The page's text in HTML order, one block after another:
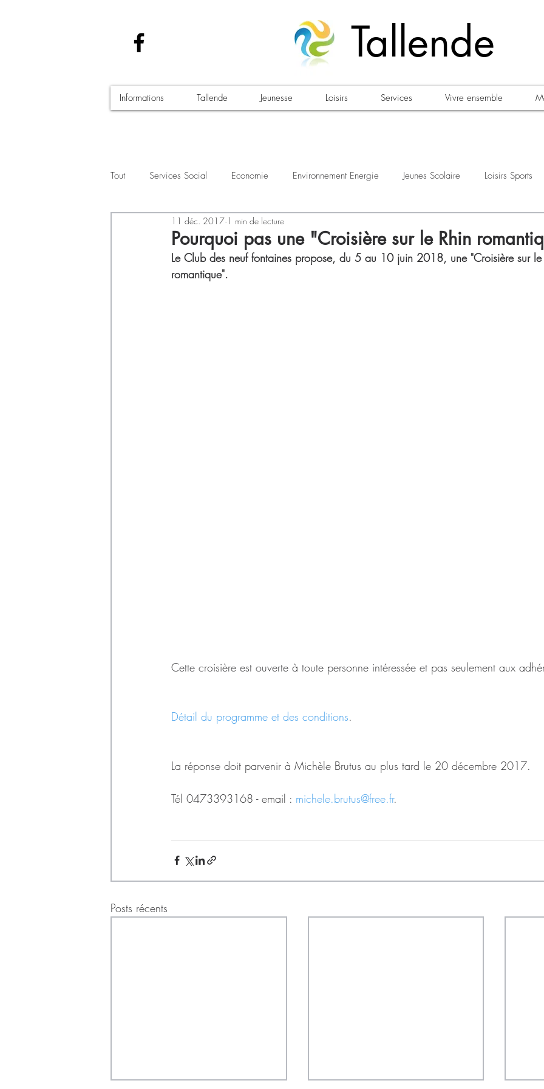
Tallende
Informations Tallende Jeunesse Loisirs Services Vivre ensemble
Tout Services Social Economie Environnement Energie Jeunes Scolaire Loisirs Sports
Santé - Covid-19 Culture Manifestations
Pourquoi pas une "Croisière sur le Rhin
11 déc. 2017 1 min de lecture
Le Club des neuf fontaines propose, du 5 au 10 juin 2018, une "Croisière sur le
romantique".
Cette croisière est ouverte à toute personne intéressée et pas seulement aux
Détail du programme et des conditions.
La réponse doit parvenir à Michèle Brutus au plus tard le 20 décembre 2017.
Tél 0473393168 - email : michele.brutus@free.fr.
Posts récents